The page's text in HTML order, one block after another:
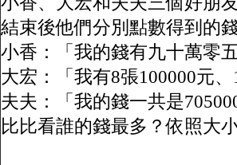
結束後他們分別點數得到的
小香：「我的錢有九十萬零
大宏：「我有8張100000元
夫夫：「我的錢一共是
比比看誰的錢最多？依照大